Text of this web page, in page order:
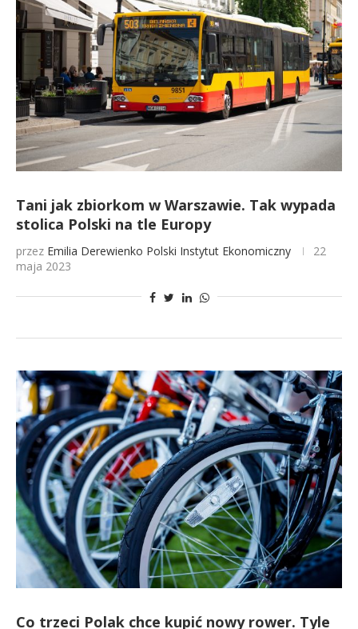
Tani jak zbiorkom w Warszawie. Tak wypada
stolica Polski na tle Europy
przez Emilia Derewienko Polski Instytut Ekonomiczny
22
maja 2023
Co trzeci Polak chce kupić nowy rower. Tyle